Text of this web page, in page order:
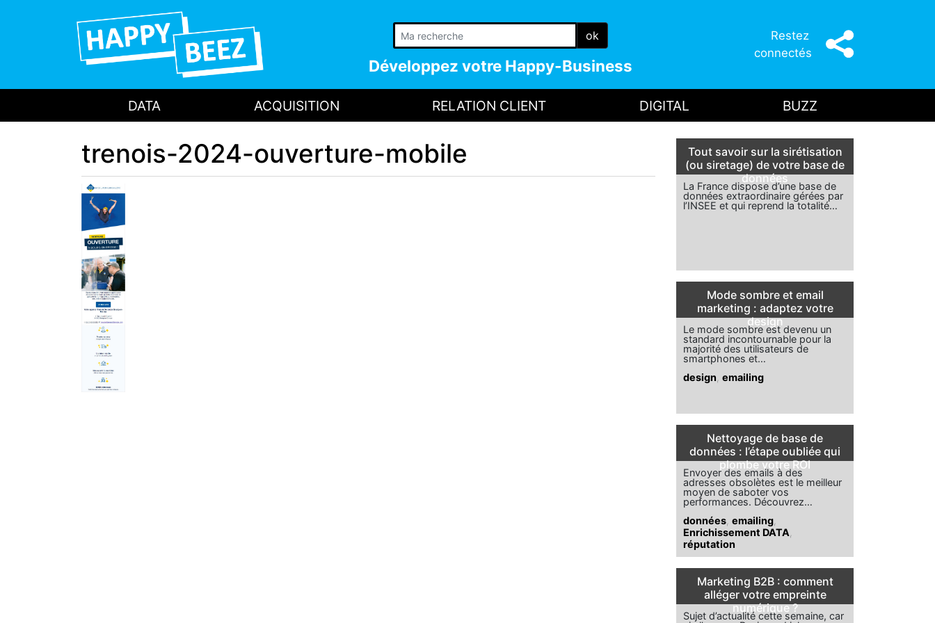
ok
Développez votre Happy-Business
Restez
connectés
DATA ACQUISITION RELATION CLIENT DIGITAL BUZZ
trenois-2024-ouverture-mobile
Tout savoir sur la sirétisation
(ou siretage) de votre base de
données
La France dispose d’une base de
données extraordinaire gérées par
l’INSEE et qui reprend la totalité…
Mode sombre et email
marketing : adaptez votre
design
Le mode sombre est devenu un
standard incontournable pour la
majorité des utilisateurs de
smartphones et…
design emailing
Nettoyage de base de
données : l’étape oubliée qui
plombe votre ROI
Envoyer des emails à des
adresses obsolètes est le meilleur
moyen de saboter vos
performances. Découvrez…
données emailing
Enrichissement DATA
réputation
Marketing B2B : comment
alléger votre empreinte
numérique ?
Sujet d’actualité cette semaine, car